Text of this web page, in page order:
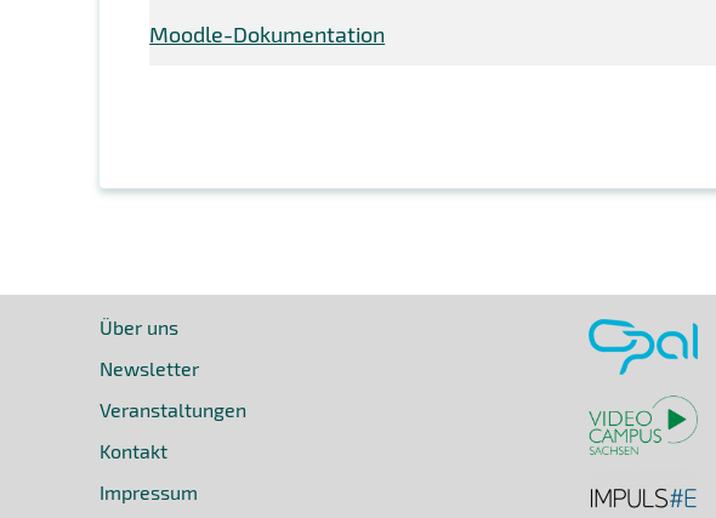
Moodle-Dokumentation
Über uns
Newsletter
Veranstaltungen
Kontakt
Impressum